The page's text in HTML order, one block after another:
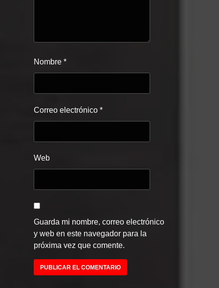
Nombre *
Correo electrónico *
Web
Guarda mi nombre, correo electrónico
y web en este navegador para la
próxima vez que comente.